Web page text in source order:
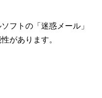
フトの「迷惑メール」
があります。